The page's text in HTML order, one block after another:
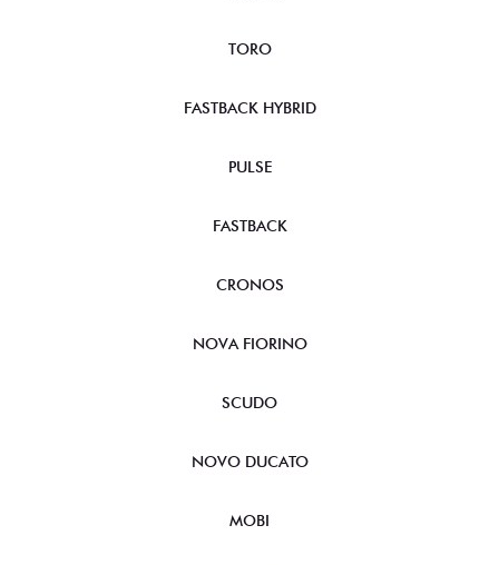
TORO
FASTBACK HYBRID
PULSE
FASTBACK
CRONOS
NOVA FIORINO
SCUDO
NOVO DUCATO
MOBI